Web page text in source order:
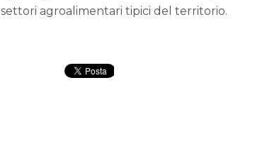
settori agroalimentari tipici del territorio.